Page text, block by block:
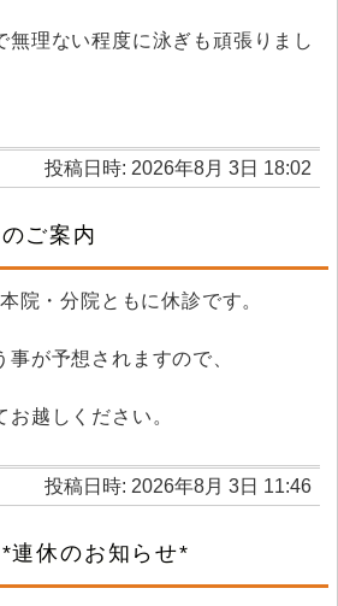
無理ない程度に泳ぎも頑張りまし
投稿日時: 2026年8月 3日 18:02
ご案内
院・分院ともに休診です。
が予想されますので、
越しください。
投稿日時: 2026年8月 3日 11:46
連休のお知らせ*